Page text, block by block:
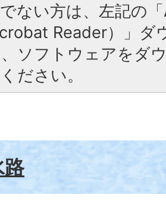
ない方は、左記の
Reader）」ダ
ソフトウェアをダ
ださい。
路